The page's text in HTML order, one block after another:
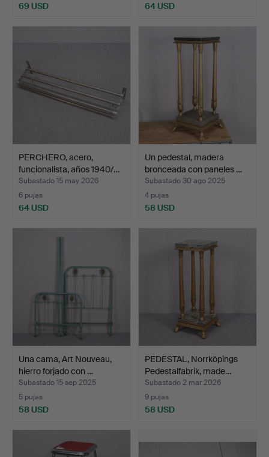
69 USD 64 USD
PERCHERO, acero,
funcionalista, años 1940/…
Subastado 15 may 2026
6 pujas
64 USD
Un pedestal, madera
bronceada con paneles …
Subastado 30 ago 2025
4 pujas
58 USD
Una cama, Art Nouveau,
hierro forjado con …
Subastado 15 sep 2025
5 pujas
58 USD
PEDESTAL, Norrköpings
Pedestalfabrik, made…
Subastado 2 mar 2026
9 pujas
58 USD